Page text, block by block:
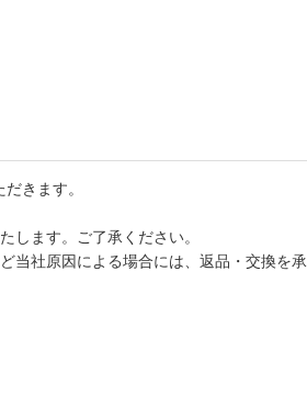
きます。
します。ご了承ください。
当社原因による場合には、返品・交換を